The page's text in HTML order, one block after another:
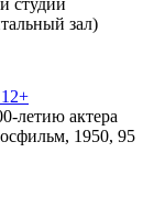
студии
зал)
летию актера
1950, 95